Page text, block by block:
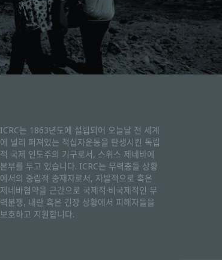
ICRC는 1863년도에 설립되어 오늘날 전 세계
에 널리 퍼져있는 적십자운동을 탄생시킨 독립
적 국제 인도주의 기구로서, 스위스 제네바에
본부를 두고 있습니다. ICRC는 무력충돌 상황
에서의 중립적 중재자로서, 자발적으로 혹은
제네바협약을 근간으로 국제적·비국제적인 무
력분쟁, 내란 혹은 긴장 상황에서 피해자들을
보호하고 지원합니다.